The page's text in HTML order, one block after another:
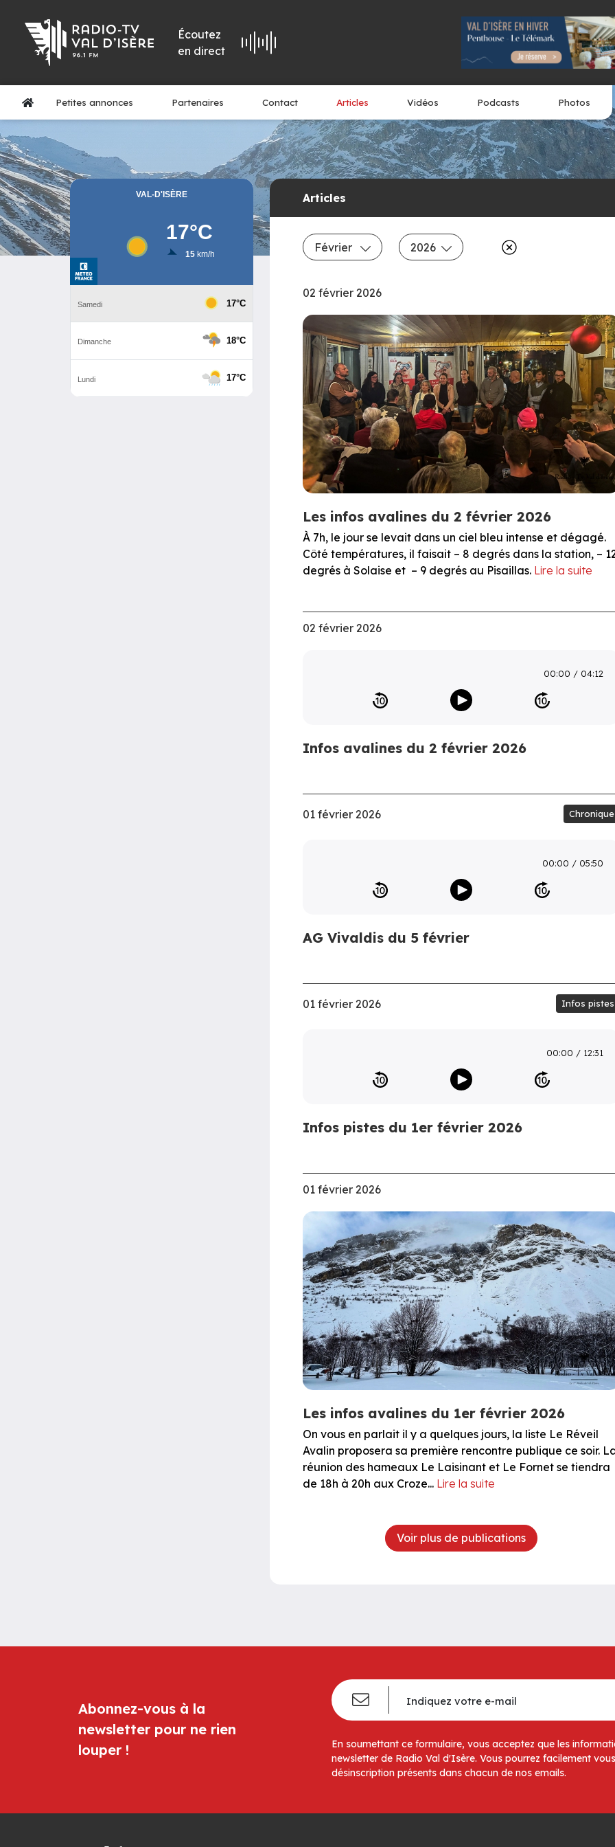
Écoutez
en direct
Petites annonces Partenaires Contact Articles Vidéos Podcasts Photos
Articles
Février 2026
02 février 2026
Les infos avalines du 2 février 2026
À 7h, le jour se levait dans un ciel bleu intense et dégagé.
Côté températures, il faisait – 8 degrés dans la station, –
degrés à Solaise et – 9 degrés au Pisaillas. Lire la suite
02 février 2026
00:00 04:12
Infos avalines du 2 février 2026
01 février 2026 Chronique
00:00 05:50
AG Vivaldis du 5 février
01 février 2026 Infos pistes
00:00 12:31
Infos pistes du 1er février 2026
01 février 2026
Les infos avalines du 1er février 2026
On vous en parlait il y a quelques jours, la liste Le Réveil
Avalin proposera sa première rencontre publique ce soir.
réunion des hameaux Le Laisinant et Le Fornet se tiendra
de 18h à 20h aux Croze... Lire la suite
Voir plus de publications
Abonnez-vous à la
newsletter pour ne rien
louper !
En soumettant ce formulaire, vous acceptez que les
newsletter de Radio Val d'Isère. Vous pourrez facilement
désinscription présents dans chacun de nos emails.